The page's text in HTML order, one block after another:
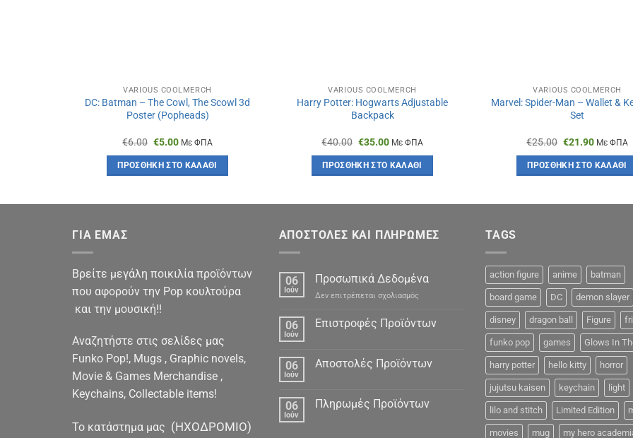
VARIOUS COOLMERCH
DC: Batman – The Cowl, The Scowl 3d
Poster (Popheads)
€6.00 Original
was:
€6.00.
€5.00Η
τιμή
είναι:
Με ΦΠΑ
ΠΡΟΣΘΉΚΗ ΣΤΟ ΚΑΛΆΘΙ
VARIOUS COOLMERCH
Harry Potter: Hogwarts Adjustable
Backpack
€40.00 Original
was:
€40.00.
€35.00Η
τιμή
είναι:
Με ΦΠΑ
ΠΡΟΣΘΉΚΗ ΣΤΟ ΚΑΛΆΘΙ
VARIOUS COOLMERCH
Marvel: Spider-Man – Wallet &
Set
€25.00 Original
was:
€25.00.
€21.90Η
τιμή
είναι:
Με ΦΠΑ
ΠΡΟΣΘΉΚΗ ΣΤΟ ΚΑΛΆΘΙ
ΓΙΑ ΕΜΑΣ
Βρείτε μεγάλη ποικιλία προϊόντων
που αφορούν την Pop κουλτούρα
και την μουσική!!
Αναζητήστε στις σελίδες μας
Funko Pop!, Mugs , Graphic novels,
Movie & Games Merchandise ,
Keychains, Collectable items!
To κατάστημα μας (ΗΧΟΔΡΟΜΙΟ)
ΑΠΟΣΤΟΛΕΣ ΚΑΙ ΠΛΗΡΩΜΕΣ
06
Ιούν
Προσωπικά Δεδομένα
Δεν επιτρέπεται σχολιασμόςστο
06
Ιούν
Επιστροφές Προϊόντων
06
Ιούν
Αποστολές Προϊόντων
06
Ιούν
Πληρωμές Προϊόντων
TAGS
action figure anime batman
board game DC demon slayer
disney dragon ball Figure
funko pop games Glows In
harry potter hello kitty horror
jujutsu kaisen keychain light
lilo and stitch Limited Edition
movies mug my hero